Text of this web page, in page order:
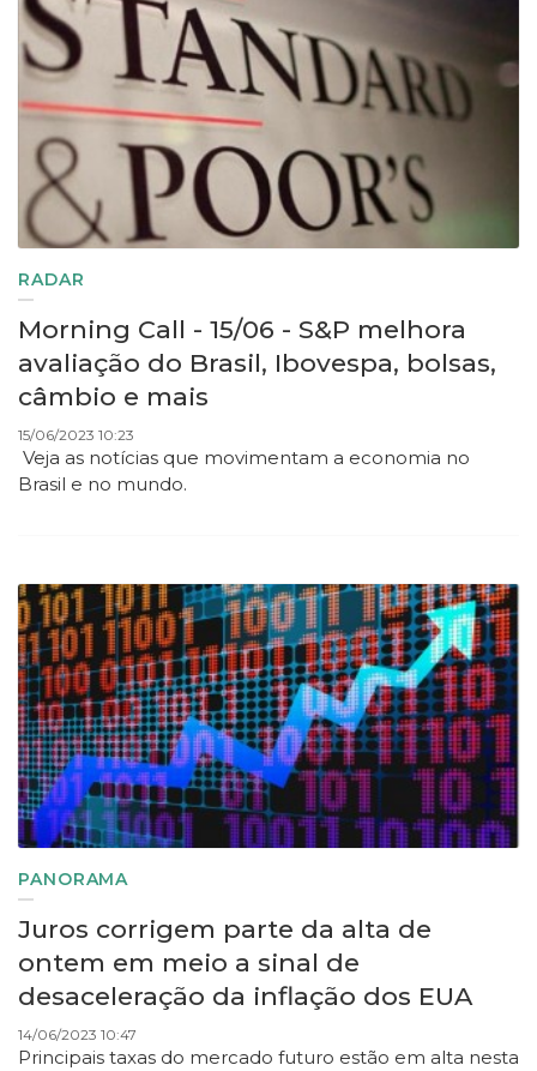
RADAR
Morning Call - 15/06 - S&P melhora
avaliação do Brasil, Ibovespa, bolsas,
câmbio e mais
15/06/2023 10:23
Veja as notícias que movimentam a economia no
Brasil e no mundo.
PANORAMA
Juros corrigem parte da alta de
ontem em meio a sinal de
desaceleração da inflação dos EUA
14/06/2023 10:47
Principais taxas do mercado futuro estão em alta nesta